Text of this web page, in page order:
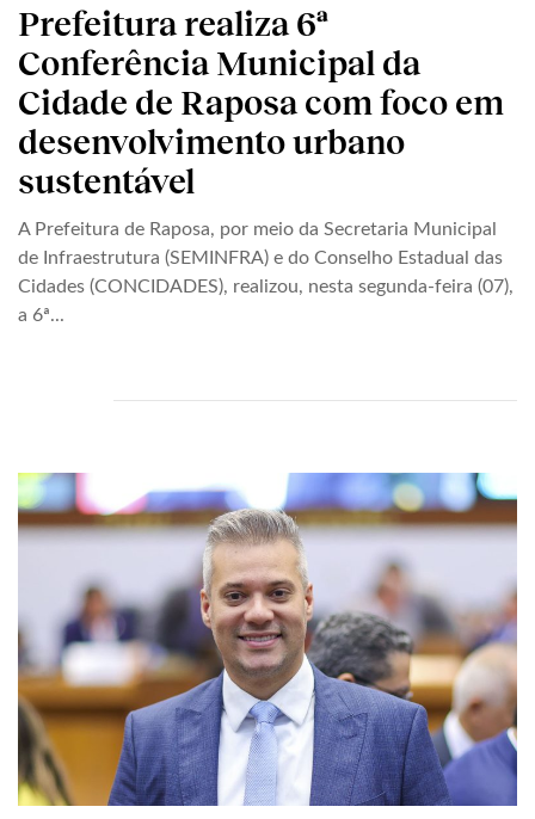
Prefeitura realiza 6ª
Conferência Municipal da
Cidade de Raposa com foco em
desenvolvimento urbano
sustentável
A Prefeitura de Raposa, por meio da Secretaria Municipal
de Infraestrutura (SEMINFRA) e do Conselho Estadual das
Cidades (CONCIDADES), realizou, nesta segunda-feira (07),
a 6ª...